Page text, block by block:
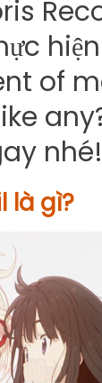
of
nhé!
là gì?